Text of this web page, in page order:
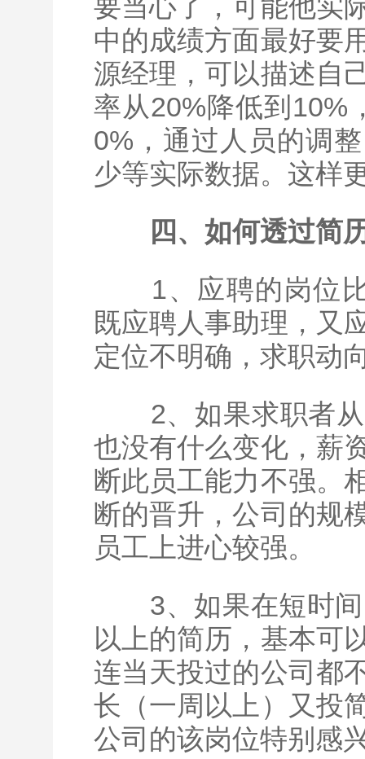
要当心了，可能他实
中的成绩方面最好要
源经理，可以描述自
率从20%降低到10%
0%，通过人员的调
少等实际数据。这样
四、如何透过简
1、应聘的岗位比
既应聘人事助理，又
定位不明确，求职动
2、如果求职者从
也没有什么变化，薪
断此员工能力不强。
断的晋升，公司的规
员工上进心较强。
3、如果在短时间
以上的简历，基本可
连当天投过的公司都
长（一周以上）又投
公司的该岗位特别感